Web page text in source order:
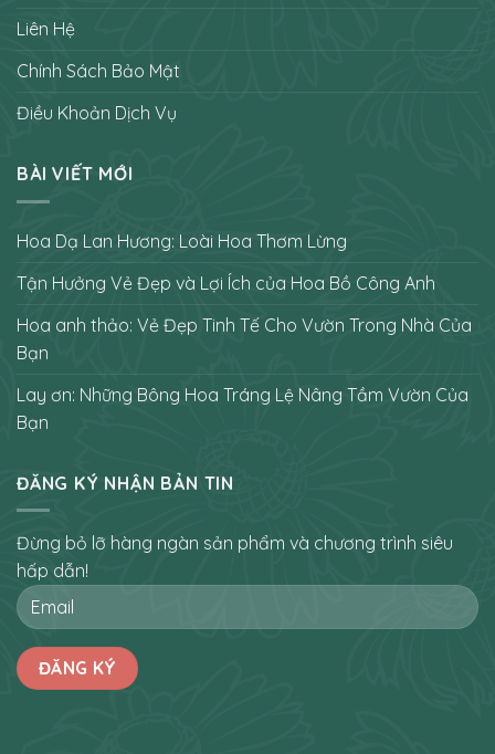
Liên Hệ
Chính Sách Bảo Mật
Điều Khoản Dịch Vụ
BÀI VIẾT MỚI
Hoa Dạ Lan Hương: Loài Hoa Thơm Lừng
Tận Hưởng Vẻ Đẹp và Lợi Ích của Hoa Bồ Công Anh
Hoa anh thảo: Vẻ Đẹp Tinh Tế Cho Vườn Trong Nhà Của
Bạn
Lay ơn: Những Bông Hoa Tráng Lệ Nâng Tầm Vườn Của
Bạn
ĐĂNG KÝ NHẬN BẢN TIN
Đừng bỏ lỡ hàng ngàn sản phẩm và chương trình siêu
hấp dẫn!